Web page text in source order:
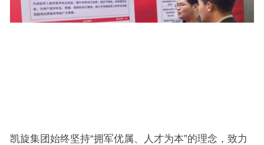
凯旋集团始终坚持“拥军优属、人才为本”的理念，致力